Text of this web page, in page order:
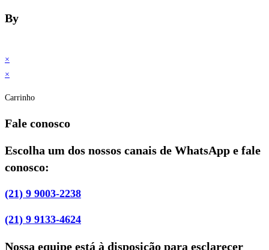
By
×
×
Carrinho
Fale conosco
Escolha um dos nossos canais de WhatsApp e fale
conosco:
(21) 9 9003-2238
(21) 9 9133-4624
Nossa equipe está à disposição para esclarecer